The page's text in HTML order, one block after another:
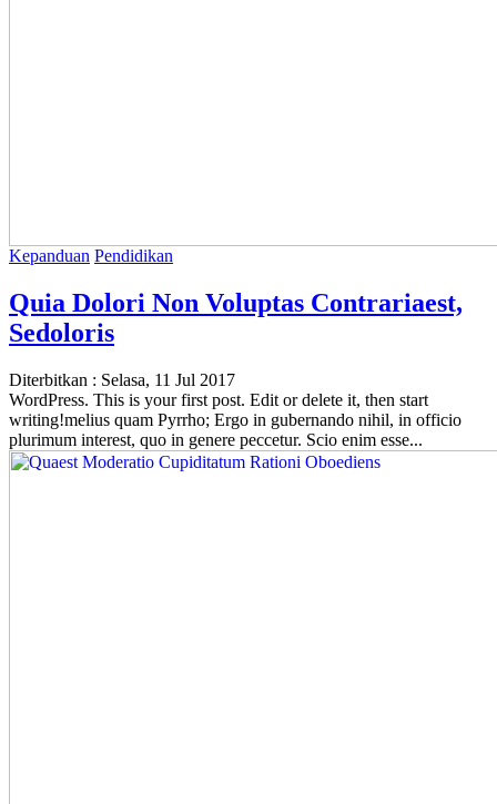
Kepanduan Pendidikan
Quia Dolori Non Voluptas Contrariaest,
Sedoloris
Diterbitkan : Selasa, 11 Jul 2017
WordPress. This is your first post. Edit or delete it, then start
writing!melius quam Pyrrho; Ergo in gubernando nihil, in officio
plurimum interest, quo in genere peccetur. Scio enim esse...